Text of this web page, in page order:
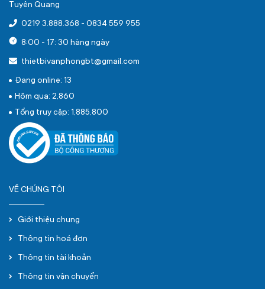
Tuyên Quang
0219 3.888.368 - 0834 559 955
8:00 - 17: 30 hàng ngày
thietbivanphongbt@gmail.com
Đang online: 13
Hôm qua: 2,860
Tổng truy cập: 1,885,800
VỀ CHÚNG TÔI
Giới thiệu chung
Thông tin hoá đơn
Thông tin tài khoản
Thông tin vận chuyển